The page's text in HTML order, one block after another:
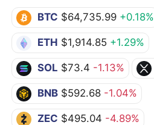
BTC $64,735.99 +0.18%
ETH $1,914.85 +1.29%
SOL $73.4 -1.13%
BNB $592.68 -1.04%
ZEC $495.04 -4.89%